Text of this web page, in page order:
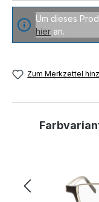
Um dieses
hier an.
Zum Merkzettel
Produktgalerie